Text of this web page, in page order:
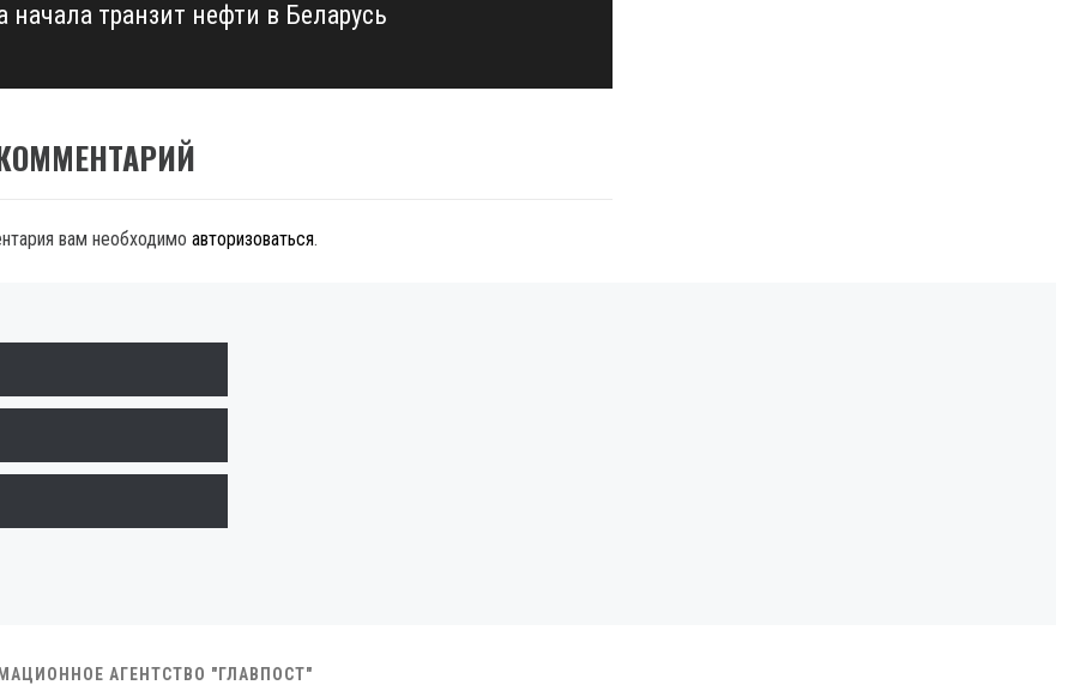
начала транзит нефти в Беларусь
вам необходимо авторизоваться.
АГЕНТСТВО "ГЛАВПОСТ"